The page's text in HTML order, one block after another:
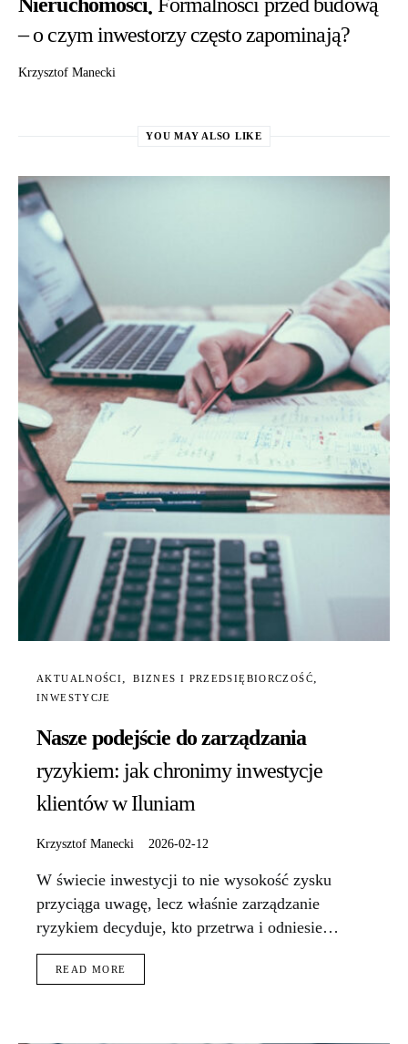
Nieruchomości Formalności przed budową
– o czym inwestorzy często zapominają?
Krzysztof Manecki
YOU MAY ALSO LIKE
AKTUALNOŚCI
BIZNES I PRZEDSIĘBIORCZOŚĆ
INWESTYCJE
Nasze podejście do zarządzania
ryzykiem: jak chronimy inwestycje
klientów w Iluniam
Krzysztof Manecki 2026-02-12
W świecie inwestycji to nie wysokość zysku
przyciąga uwagę, lecz właśnie zarządzanie
ryzykiem decyduje, kto przetrwa i odniesie…
READ MORE